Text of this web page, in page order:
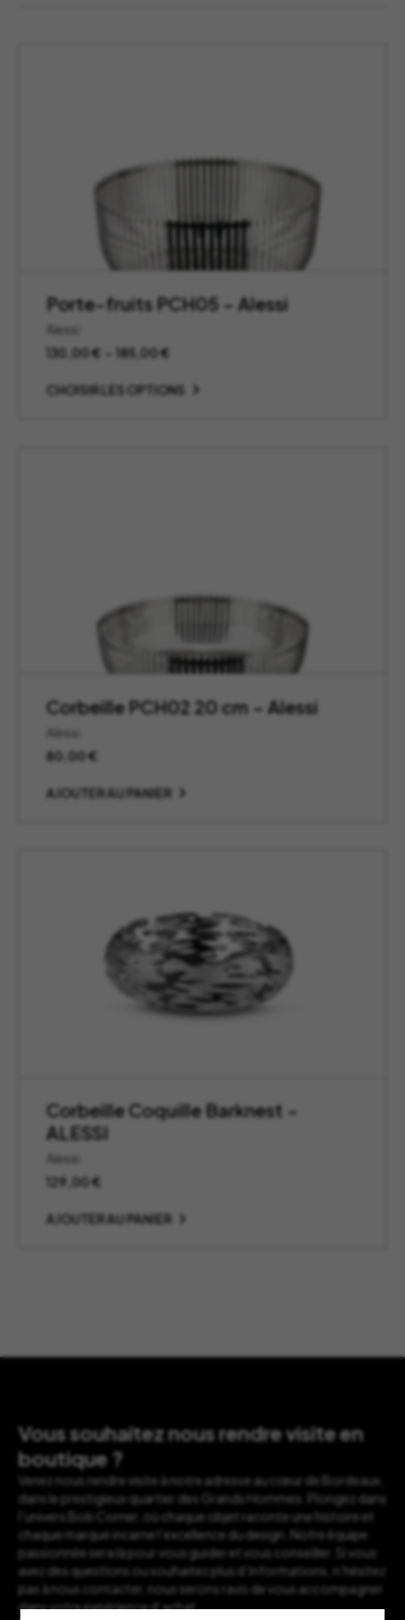
Porte-fruits PCH05 – Alessi
Alessi
130,00€ 185,00€
prix :
CHOISIR LES OPTIONS
Corbeille PCH02 20 cm – Alessi
Alessi
80,00€
AJOUTER AU PANIER
Corbeille Coquille Barknest –
ALESSI
Alessi
129,00€
AJOUTER AU PANIER
Vous souhaitez nous rendre visite en
boutique ?
Venez nous rendre visite à notre adresse au cœur de Bordeaux,
dans le prestigieux quartier des Grands Hommes. Plongez dans
l’univers Bob Corner, où chaque objet raconte une histoire et
chaque marque incarne l’excellence du design. Notre équipe
passionnée sera là pour vous guider et vous conseiller. Si vous
avez des questions ou souhaitez plus d’informations, n’hésitez
pas à nous contacter, nous serons ravis de vous accompagner
dans votre expérience d’achat.